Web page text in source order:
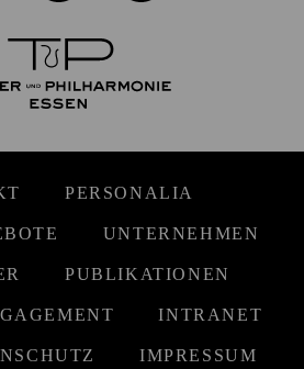
PERSONALIA
UNTERNEHMEN
PUBLIKATIONEN
INTRANET
IMPRESSUM